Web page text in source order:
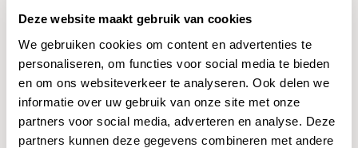
Deze website maakt gebruik van cookies
We gebruiken cookies om content en advertenties te
personaliseren, om functies voor social media te bieden
en om ons websiteverkeer te analyseren. Ook delen we
informatie over uw gebruik van onze site met onze
partners voor social media, adverteren en analyse. Deze
partners kunnen deze gegevens combineren met andere
Adviseren van zowel de huurder als de verhuurder
met betrekking tot dehuur- en
verhuurovereenkomst, huurrecht en bijstaan in geval
van geschillen.
Adviseren van woningcorporaties in hun
samenwerking en bij geschillen met huurders, de